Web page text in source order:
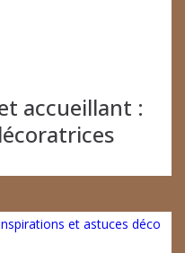
accueillant :